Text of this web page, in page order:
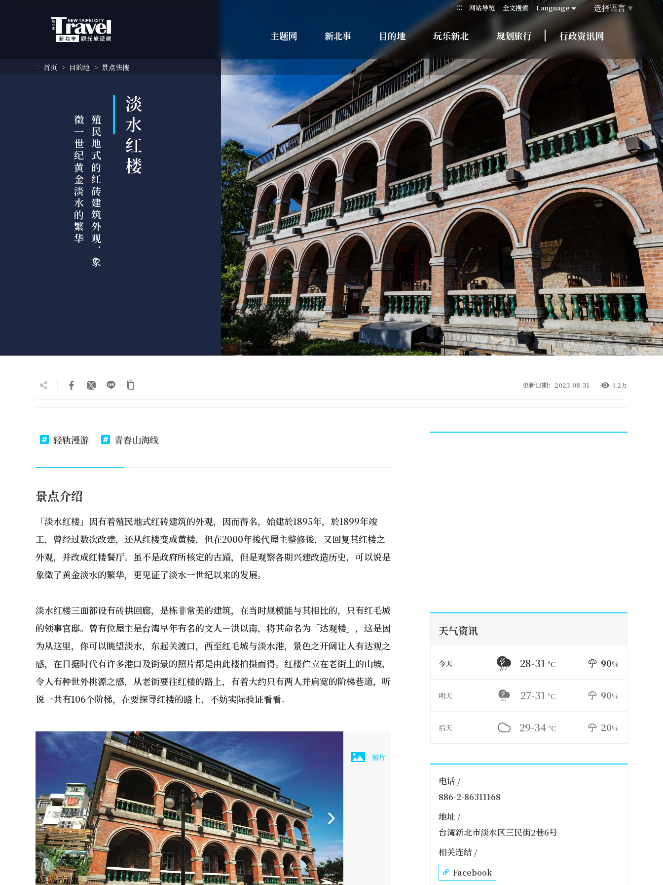
::: 网站导览 全文搜索 Language 选择语言 ▼
主题网 新北事 目的地 玩乐新北 规划旅行 行政资讯网
::: 首页 目的地 景点快搜
淡水红楼
殖
民
地
式
的
红
砖
建
筑
外
观
．
象
徵
一
世
纪
黄
金
淡
水
的
繁
华
更新日期：2023-08-31 4.2万
轻轨漫游 青春山海线
景点介绍
「淡水红楼」因有着殖民地式红砖建筑的外观，因而得名，始建於1895年，於1899年竣
工，曾经过数次改建，还从红楼变成黄楼，但在2000年後代屋主整修後，又回复其红楼之
外观，并改成红楼餐厅。虽不是政府所核定的古蹟，但是观察各期兴建改造历史，可以说是
象徵了黄金淡水的繁华，更见证了淡水一世纪以来的发展。
淡水红楼三面都设有砖拱回廊，是栋非常美的建筑，在当时规模能与其相比的，只有红毛城
的领事官邸。曾有位屋主是台湾早年有名的文人－洪以南，将其命名为「达观楼」，这是因
为从这里，你可以眺望淡水，东起关渡口，西至红毛城与淡水港，景色之开阔让人有达观之
感，在日据时代有许多港口及街景的照片都是由此楼拍摄而得。红楼伫立在老街上的山坡，
令人有种世外桃源之感，从老街要往红楼的路上，有着大约只有两人并肩宽的阶梯巷道，听
说一共有106个阶梯，在要探寻红楼的路上，不妨实际验证看看。
照片
天气资讯
今天 28-31 °C 90%
明天 27-31 °C 90%
后天 29-34 °C 20%
电话 /
886-2-86311168
地址 /
台湾新北市淡水区三民街2巷6号
相关连结 /
Facebook